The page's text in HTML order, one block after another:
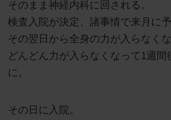
そのまま神経内科に回される。
検査入院が決定、諸事情で来月に予
その翌日から全身の力が入らなくな
どんどん力が入らなくなって1週間
に。
その日に入院。